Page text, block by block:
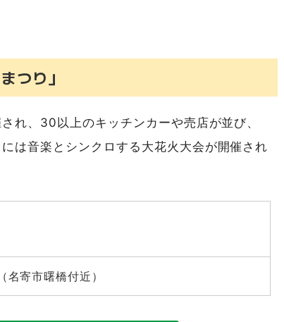
とづくり七夕の夕べ花火大会」
んじゃが祭り」
るさとまつり」
たる祝津花火大会」
第45回洞爺湖ロングラン花火大会」
つり」
れ、30以上のキッチンカーや売店が並び、
は音楽とシンクロする大花火大会が開催され
寄市曙橋付近）